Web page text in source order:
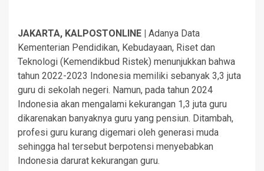
JAKARTA, KALPOSTONLINE | Adanya Data
Kementerian Pendidikan, Kebudayaan, Riset dan
Teknologi (Kemendikbud Ristek) menunjukkan bahwa
tahun 2022-2023 Indonesia memiliki sebanyak 3,3 juta
guru di sekolah negeri. Namun, pada tahun 2024
Indonesia akan mengalami kekurangan 1,3 juta guru
dikarenakan banyaknya guru yang pensiun. Ditambah,
profesi guru kurang digemari oleh generasi muda
sehingga hal tersebut berpotensi menyebabkan
Indonesia darurat kekurangan guru.